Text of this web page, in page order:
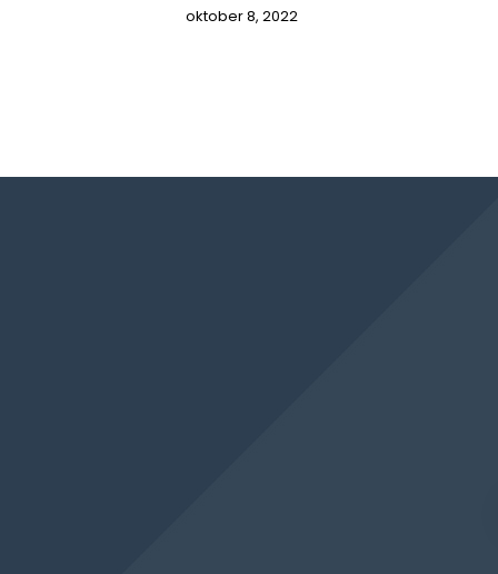
oktober 8, 2022